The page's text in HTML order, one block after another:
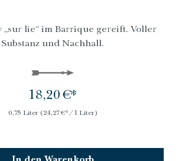
„sur lie“ im Barrique gereift. Voller
Substanz und Nachhall.
18,20 €*
0,75 Liter (24,27 €*/1 Liter)